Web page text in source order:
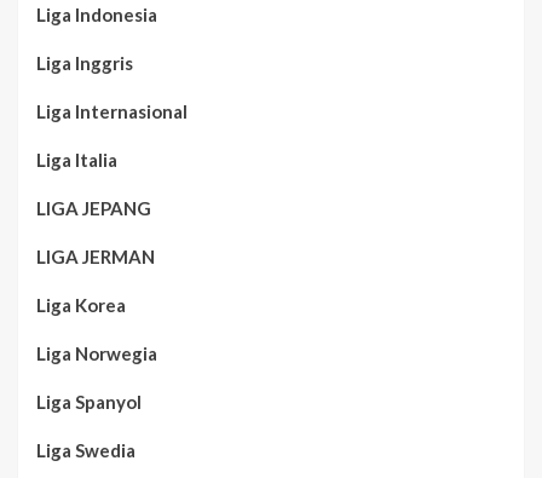
Liga Indonesia
Liga Inggris
Liga Internasional
Liga Italia
LIGA JEPANG
LIGA JERMAN
Liga Korea
Liga Norwegia
Liga Spanyol
Liga Swedia